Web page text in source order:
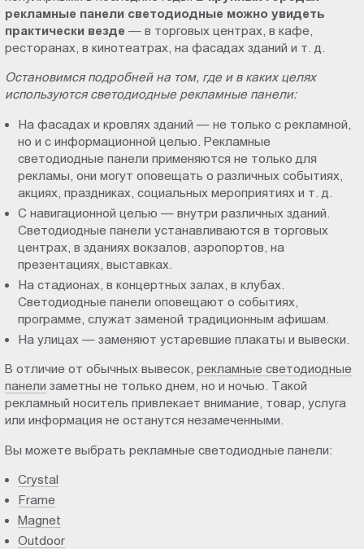
рекламные панели светодиодные можно увидеть
практически везде— в торговых центрах, в кафе,
ресторанах, в кинотеатрах, на фасадах зданий и т. д.
Остановимся подробней на том, где и в каких целях
используются светодиодные рекламные панели:
На фасадах и кровлях зданий — не только с рекламной,
но и с информационной целью. Рекламные
светодиодные панели применяются не только для
рекламы, они могут оповещать о различных событиях,
акциях, праздниках, социальных мероприятиях и т. д.
С навигационной целью — внутри различных зданий.
Светодиодные панели устанавливаются в торговых
центрах, в зданиях вокзалов, аэропортов, на
презентациях, выставках.
На стадионах, в концертных залах, в клубах.
Светодиодные панели оповещают о событиях,
программе, служат заменой традиционным афишам.
На улицах — заменяют устаревшие плакаты и вывески.
В отличие от обычных вывесок,рекламные светодиодные
панели заметны не только днем, но и ночью. Такой
рекламный носитель привлекает внимание, товар, услуга
или информация не останутся незамеченными.
Вы можете выбрать рекламные светодиодные панели:
Crystal
Frame
Magnet
Outdoor
Пт.:
9.00-
18.00
Сб.,
Вс.: